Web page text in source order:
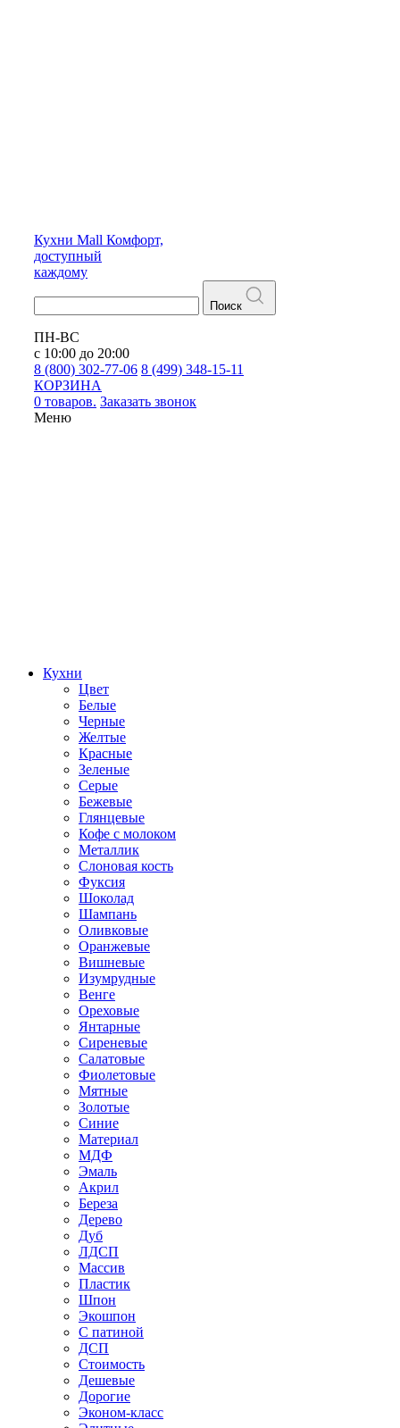
Кухни Mall Комфорт,
доступный
каждому
Поиск
ПН-ВС
с 10:00 до 20:00
8 (800) 302-77-06 8 (499) 348-15-11
КОРЗИНА
0 товаров. Заказать звонок
Меню
Кухни
Цвет
Белые
Черные
Желтые
Красные
Зеленые
Серые
Бежевые
Глянцевые
Кофе с молоком
Металлик
Слоновая кость
Фуксия
Шоколад
Шампань
Оливковые
Оранжевые
Вишневые
Изумрудные
Венге
Ореховые
Янтарные
Сиреневые
Салатовые
Фиолетовые
Мятные
Золотые
Синие
Материал
МДФ
Эмаль
Акрил
Береза
Дерево
Дуб
ЛДСП
Массив
Пластик
Шпон
Экошпон
С патиной
ДСП
Стоимость
Дешевые
Дорогие
Эконом-класс